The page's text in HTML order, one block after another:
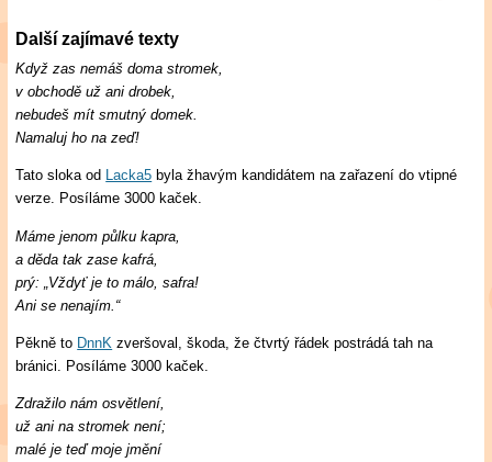
Další zajímavé texty
Když zas nemáš doma stromek,
v obchodě už ani drobek,
nebudeš mít smutný domek.
Namaluj ho na zeď!
Tato sloka od Lacka5 byla žhavým kandidátem na zařazení do vtipné
verze. Posíláme 3000 kaček.
Máme jenom půlku kapra,
a děda tak zase kafrá,
prý: „Vždyť je to málo, safra!
Ani se nenajím.“
Pěkně to DnnK zveršoval, škoda, že čtvrtý řádek postrádá tah na
bránici. Posíláme 3000 kaček.
Zdražilo nám osvětlení,
už ani na stromek není;
malé je teď moje jmění